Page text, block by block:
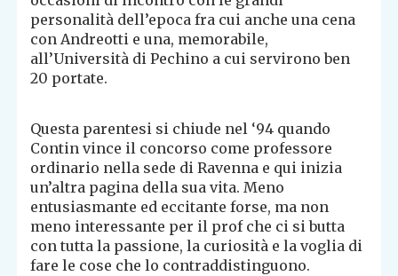
personalità dell’epoca fra cui anche una cena
con Andreotti e una, memorabile,
all’Università di Pechino a cui servirono ben
20 portate.
Questa parentesi si chiude nel ‘94 quando
Contin vince il concorso come professore
ordinario nella sede di Ravenna e qui inizia
un’altra pagina della sua vita. Meno
entusiasmante ed eccitante forse, ma non
meno interessante per il prof che ci si butta
con tutta la passione, la curiosità e la voglia di
fare le cose che lo contraddistinguono.